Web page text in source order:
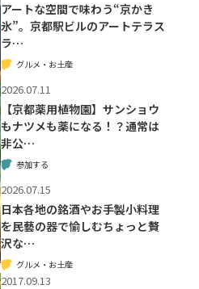
アートな空間で味わう“京かき
氷”。京都駅ビルのアートテラス
ラ…
グルメ・お土産
2026.07.11
【京都薬用植物園】サンショウ
もナツメも薬になる！？通常は
非公…
参加する
2026.07.15
日本各地の銘酒やお手製小料理
を民藝の器で愉しむちょっと贅
沢な…
グルメ・お土産
2017.09.13